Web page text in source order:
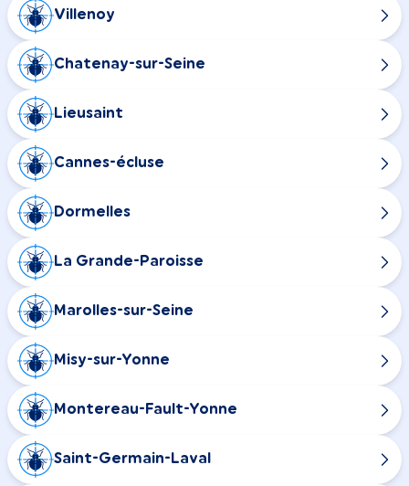
Villenoy
Chatenay-sur-Seine
Lieusaint
Cannes-écluse
Dormelles
La Grande-Paroisse
Marolles-sur-Seine
Misy-sur-Yonne
Montereau-Fault-Yonne
Saint-Germain-Laval